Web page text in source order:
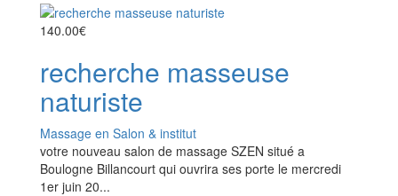
140.00€
recherche masseuse
naturiste
Massage en Salon & institut
votre nouveau salon de massage SZEN situé a
Boulogne Billancourt qui ouvrira ses porte le mercredi
1er juin 20...